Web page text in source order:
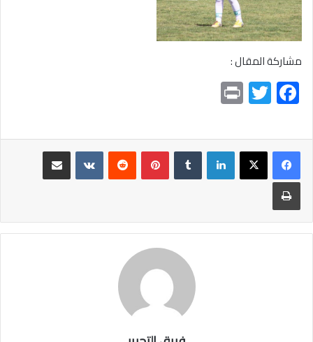
مشاركة المقال :
F
ac
e
b
o
ok
T
wi
tt
er
t لينكدإن بينتيريست
مشاركة عبر البريد
طباعة